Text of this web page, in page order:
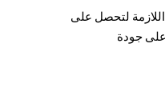
لتحصل على
جودة